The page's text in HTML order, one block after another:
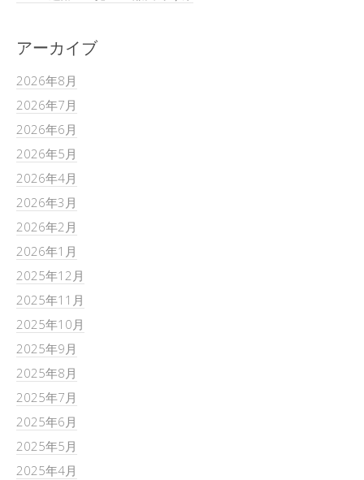
アーカイブ
2026年8月
2026年7月
2026年6月
2026年5月
2026年4月
2026年3月
2026年2月
2026年1月
2025年12月
2025年11月
2025年10月
2025年9月
2025年8月
2025年7月
2025年6月
2025年5月
2025年4月